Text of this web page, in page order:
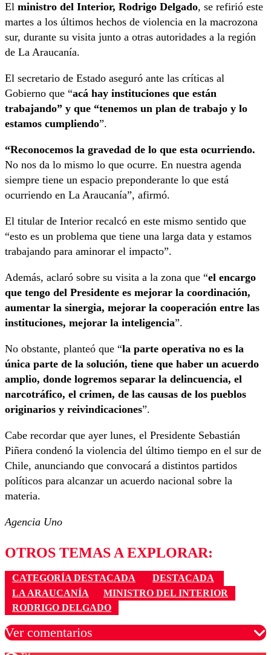
El ministro del Interior, Rodrigo Delgado, se refirió este
martes a los últimos hechos de violencia en la macrozona
sur, durante su visita junto a otras autoridades a la región
de La Araucanía.
El secretario de Estado aseguró ante las críticas al
Gobierno que “acá hay instituciones que están
trabajando” y que “tenemos un plan de trabajo y lo
estamos cumpliendo”.
“Reconocemos la gravedad de lo que esta ocurriendo.
No nos da lo mismo lo que ocurre. En nuestra agenda
siempre tiene un espacio preponderante lo que está
ocurriendo en La Araucanía”, afirmó.
El titular de Interior recalcó en este mismo sentido que
“esto es un problema que tiene una larga data y estamos
trabajando para aminorar el impacto”.
Además, aclaró sobre su visita a la zona que “el encargo
que tengo del Presidente es mejorar la coordinación,
aumentar la sinergia, mejorar la cooperación entre las
instituciones, mejorar la inteligencia”.
No obstante, planteó que “la parte operativa no es la
única parte de la solución, tiene que haber un acuerdo
amplio, donde logremos separar la delincuencia, el
narcotráfico, el crimen, de las causas de los pueblos
originarios y reivindicaciones”.
Cabe recordar que ayer lunes, el Presidente Sebastián
Piñera condenó la violencia del último tiempo en el sur de
Chile, anunciando que convocará a distintos partidos
políticos para alcanzar un acuerdo nacional sobre la
materia.
Agencia Uno
OTROS TEMAS A EXPLORAR:
CATEGORÍA DESTACADA
DESTACADA
LA ARAUCANÍA
MINISTRO DEL INTERIOR
RODRIGO DELGADO
Ver comentarios